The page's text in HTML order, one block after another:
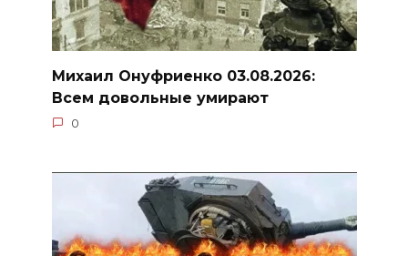
Михаил Онуфриенко 03.08.2026:
Всем довольные умирают
0